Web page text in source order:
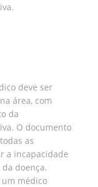
deve ser
área, com
da
O documento
as
a incapacidade
doença.
médico